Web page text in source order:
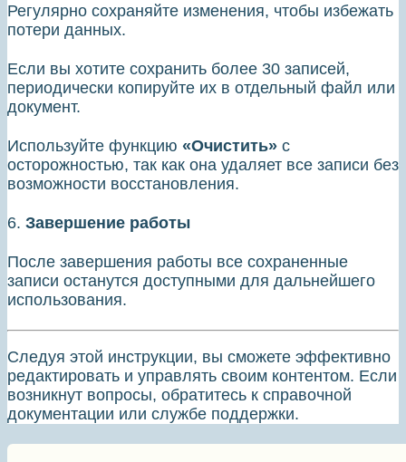
Регулярно сохраняйте изменения, чтобы избежать
потери данных.
Если вы хотите сохранить более 30 записей,
периодически копируйте их в отдельный файл или
документ.
Используйте функцию «Очистить» с
осторожностью, так как она удаляет все записи без
возможности восстановления.
6. Завершение работы
После завершения работы все сохраненные
записи останутся доступными для дальнейшего
использования.
Следуя этой инструкции, вы сможете эффективно
редактировать и управлять своим контентом. Если
возникнут вопросы, обратитесь к справочной
документации или службе поддержки.